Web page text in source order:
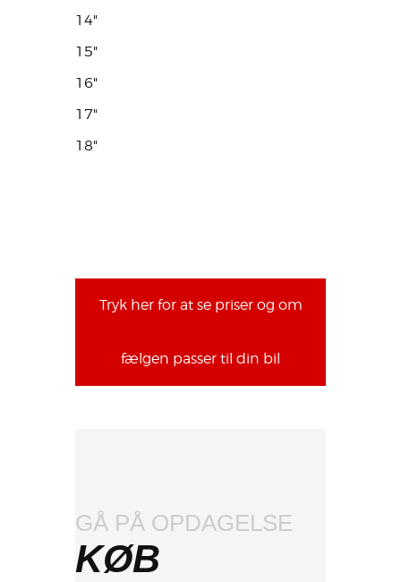
14"
15"
16"
17"
18"
Tryk her for at se priser og om
fælgen passer til din bil
GÅ PÅ OPDAGELSE
KØB